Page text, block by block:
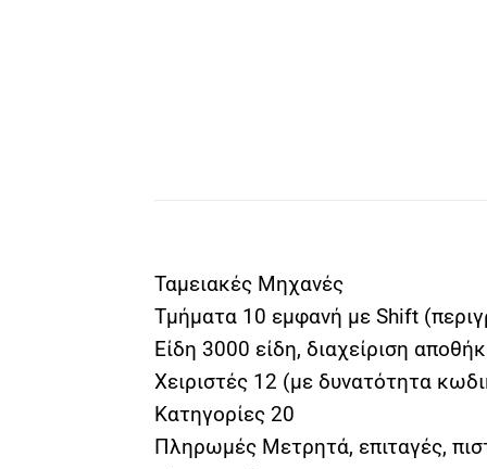
Ταμειακές Μηχανές
Τμήματα 10 εμφανή με Shift
Είδη 3000 είδη, διαχείριση
Χειριστές 12 (με δυνατότητα
Κατηγορίες 20
Πληρωμές Μετρητά, επιταγές,